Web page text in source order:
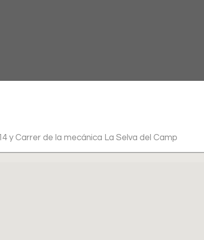
y Carrer de la mecánica La Selva del Camp